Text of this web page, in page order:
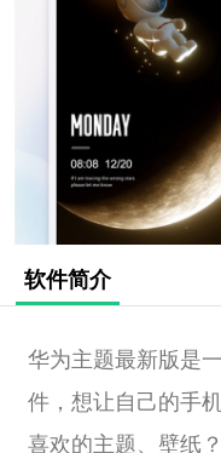
软件简介
华为主题最新版是
件，想让自己的手
喜欢的主题、壁纸